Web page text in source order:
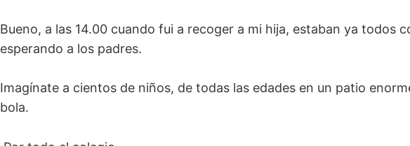
Bueno, a las 14.00 cuando fui a recoger a mi hija, estaban ya todos
esperando a los padres.
Imagínate a cientos de niños, de todas las edades en un patio
bola.